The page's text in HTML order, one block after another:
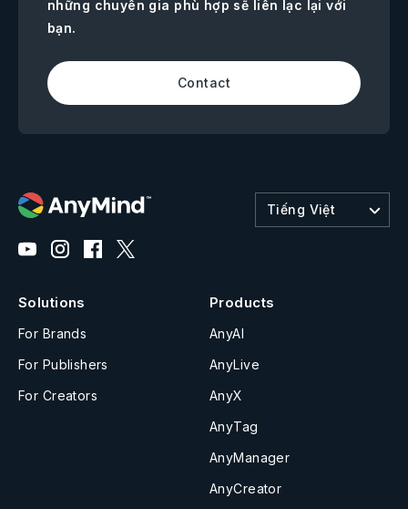
những chuyên gia phù hợp sẽ liên lạc lại với
bạn.
Contact
Tiếng Việt
Solutions
For Brands
For Publishers
For Creators
Products
AnyAI
AnyLive
AnyX
AnyTag
AnyManager
AnyCreator